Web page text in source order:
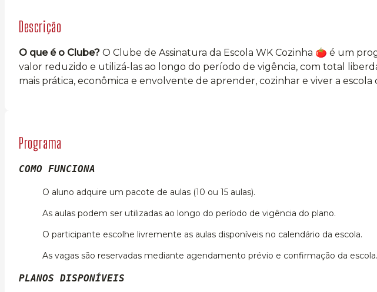
Descrição
O que é o Clube? O Clube de Assinatura da Escola WK Cozinha 🍅 é um
valor reduzido e utilizá-las ao longo do período de vigência, com total
mais prática, econômica e envolvente de aprender, cozinhar e viver a
Programa
COMO FUNCIONA
O aluno adquire um pacote de aulas (10 ou 15 aulas).
As aulas podem ser utilizadas ao longo do período de vigência do plano.
O participante escolhe livremente as aulas disponíveis no calendário da escola.
As vagas são reservadas mediante agendamento prévio e confirmação da escola.
PLANOS DISPONÍVEIS